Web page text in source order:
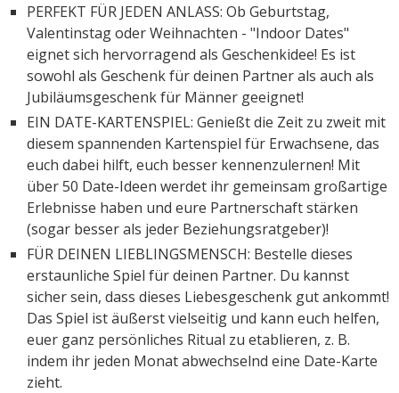
PERFEKT FÜR JEDEN ANLASS: Ob Geburtstag,
Valentinstag oder Weihnachten - "Indoor Dates"
eignet sich hervorragend als Geschenkidee! Es ist
sowohl als Geschenk für deinen Partner als auch als
Jubiläumsgeschenk für Männer geeignet!
EIN DATE-KARTENSPIEL: Genießt die Zeit zu zweit mit
diesem spannenden Kartenspiel für Erwachsene, das
euch dabei hilft, euch besser kennenzulernen! Mit
über 50 Date-Ideen werdet ihr gemeinsam großartige
Erlebnisse haben und eure Partnerschaft stärken
(sogar besser als jeder Beziehungsratgeber)!
FÜR DEINEN LIEBLINGSMENSCH: Bestelle dieses
erstaunliche Spiel für deinen Partner. Du kannst
sicher sein, dass dieses Liebesgeschenk gut ankommt!
Das Spiel ist äußerst vielseitig und kann euch helfen,
euer ganz persönliches Ritual zu etablieren, z. B.
indem ihr jeden Monat abwechselnd eine Date-Karte
zieht.